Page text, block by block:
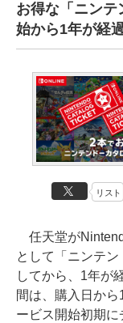
お得な「ニンテ
始から1年が経
リスト
任天堂が
として「ニンテ
してから、1年が
間は、購入日か
ービス開始初期